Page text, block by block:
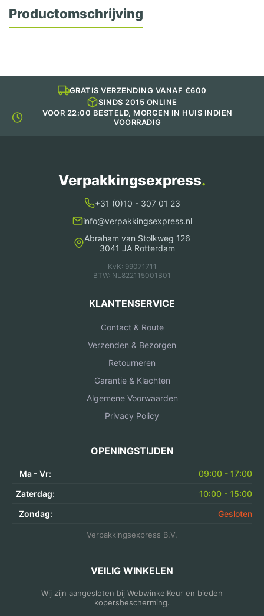
Productomschrijving
GRATIS VERZENDING VANAF €600
SINDS 2015 ONLINE
VOOR 22:00 BESTELD, MORGEN IN HUIS INDIEN
VOORRADIG
Verpakkingsexpress.
+31 (0)10 - 307 01 23
info@verpakkingsexpress.nl
Abraham van Stolkweg 126
3041 JA Rotterdam
KvK: 99071711
BTW: NL822115001B01
KLANTENSERVICE
Contact & Route
Verzenden & Bezorgen
Retourneren
Garantie & Klachten
Algemene Voorwaarden
Privacy Policy
OPENINGSTIJDEN
Ma - Vr:
09:00 - 17:00
Zaterdag:
10:00 - 15:00
Zondag:
Gesloten
Verpakkingsexpress B.V.
VEILIG WINKELEN
Wij zijn aangesloten bij WebwinkelKeur en bieden
kopersbescherming.